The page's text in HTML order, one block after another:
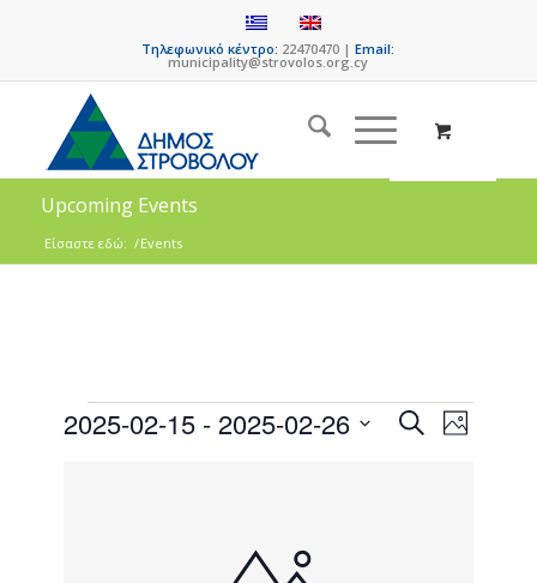
Τηλεφωνικό κέντρο: 22470470 |Email:
municipality@strovolos.org.cy
Upcoming Events
Είσαστε εδώ: /Events
Events
SearchEvent
Views
Photo
2025-02-15 - 2025-02-26